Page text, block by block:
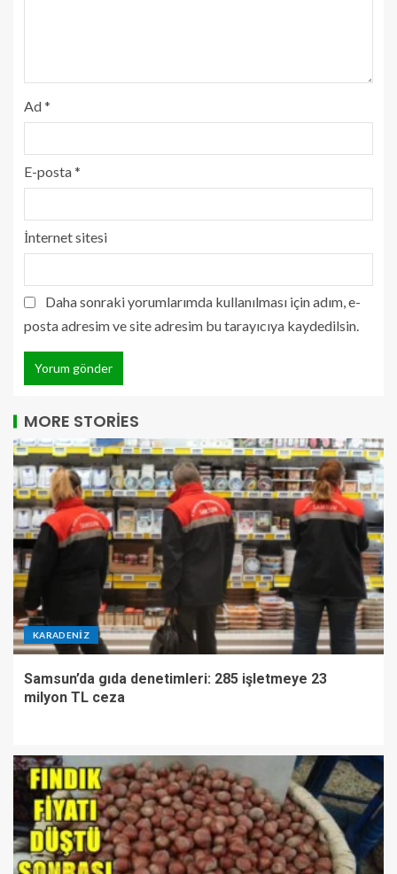
Ad*
E-posta*
İnternet sitesi
Daha sonraki yorumlarımda kullanılması için adım, e-
posta adresim ve site adresim bu tarayıcıya kaydedilsin.
MORE STORIES
KARADENIZ
Samsun’da gıda denetimleri: 285 işletmeye 23
milyon TL ceza